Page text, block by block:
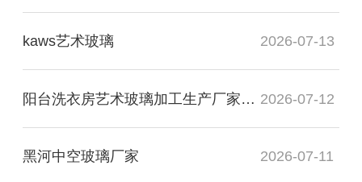
kaws艺术玻璃 2026-07-13
阳台洗衣房艺术玻璃加工生产厂家玻璃 2026-07-12
黑河中空玻璃厂家 2026-07-11